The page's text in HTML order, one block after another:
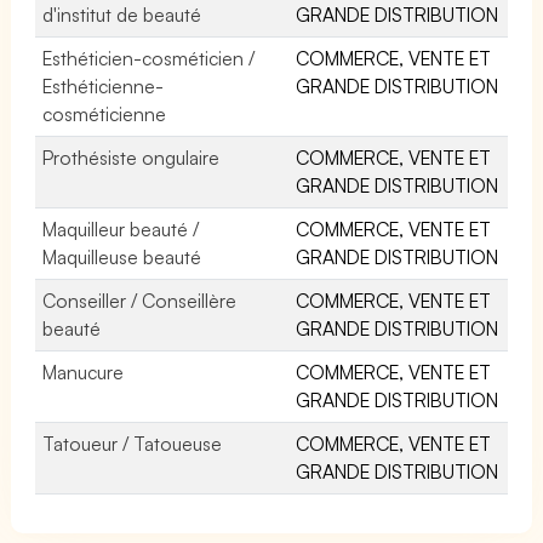
d'institut de beauté
GRANDE DISTRIBUTION
Esthéticien-cosméticien /
Esthéticienne-
cosméticienne
COMMERCE, VENTE ET
GRANDE DISTRIBUTION
Prothésiste ongulaire
COMMERCE, VENTE ET
GRANDE DISTRIBUTION
Maquilleur beauté /
Maquilleuse beauté
COMMERCE, VENTE ET
GRANDE DISTRIBUTION
Conseiller / Conseillère
beauté
COMMERCE, VENTE ET
GRANDE DISTRIBUTION
Manucure
COMMERCE, VENTE ET
GRANDE DISTRIBUTION
Tatoueur / Tatoueuse
COMMERCE, VENTE ET
GRANDE DISTRIBUTION